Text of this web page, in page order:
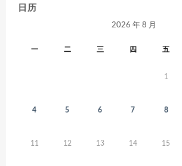
日历
2026 年 8 月
一 二 三 四 五
1
4 5 6 7 8
11 12 13 14 15